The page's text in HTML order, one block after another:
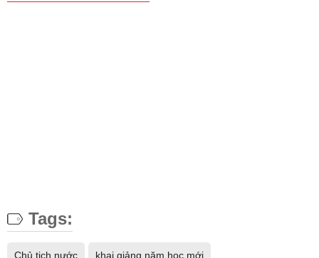
Tags:
Chủ tịch nước khai giảng năm học mới